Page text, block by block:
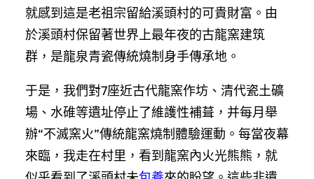
就感到這是老祖宗留給溪頭村的可貴財富。由
於溪頭村保留著世界上最年夜的古龍窯建筑
群，是龍泉青瓷傳統燒制身手傳承地。
于是，我們對7座近古代龍窯作坊、清代瓷土礦
場、水碓等遺址停止了維護性補葺，并每月舉
辦“不滅窯火”傳統龍窯燒制體驗運動。每當夜幕
來臨，我走在村里，看到龍窯內火光熊熊，就